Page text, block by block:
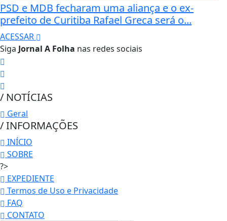
PSD e MDB fecharam uma aliança e o ex-
prefeito de Curitiba Rafael Greca será o...
ACESSAR
Siga Jornal A Folha nas redes sociais
/ NOTÍCIAS
Geral
/ INFORMAÇÕES
INÍCIO
SOBRE
?>
EXPEDIENTE
Termos de Uso e Privacidade
FAQ
CONTATO